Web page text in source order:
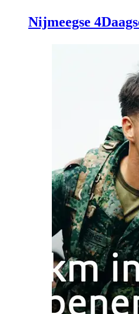
Nijmeegse